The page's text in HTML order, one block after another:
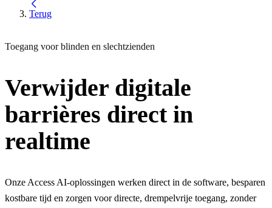
Terug
Toegang voor blinden en slechtzienden
Verwijder digitale
barrières direct in
realtime
Onze Access AI-oplossingen werken direct in de software, besparen
kostbare tijd en zorgen voor directe, drempelvrije toegang, zonder